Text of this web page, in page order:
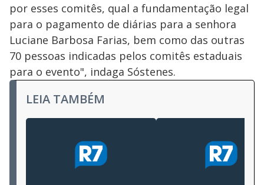
por esses comitês, qual a fundamentação legal
para o pagamento de diárias para a senhora
Luciane Barbosa Farias, bem como das outras
70 pessoas indicadas pelos comitês estaduais
para o evento", indaga Sóstenes.
LEIA TAMBÉM